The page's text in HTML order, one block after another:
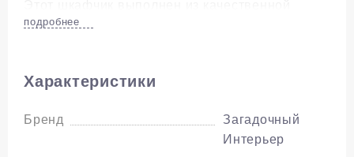
стали, покрашенной порошковым способом.
У шкафчика 7 полочек. Благодаря компактному
всего 35 сантиметров. Такой шкафчик для
подробнее
Характеристики
Бренд
Загадочный
Интерьер